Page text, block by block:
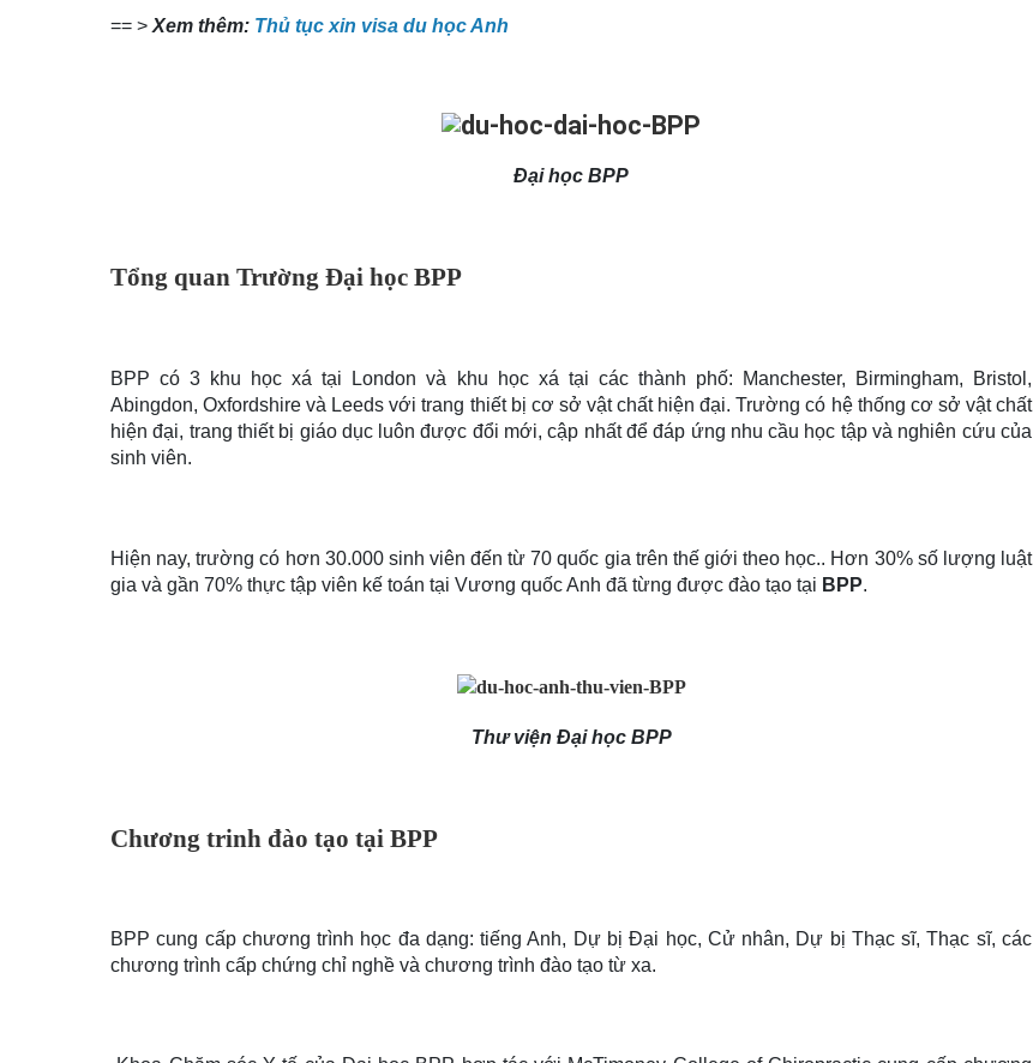
== > Xem thêm: Thủ tục xin visa du học Anh
Đại học BPP
Tổng quan Trường Đại học BPP
BPP có 3 khu học xá tại London và khu học xá tại các thành phố: Manchester, Birmingham, Bristol,
Abingdon, Oxfordshire và Leeds với trang thiết bị cơ sở vật chất hiện đại. Trường có hệ thống cơ sở vật chất
hiện đại, trang thiết bị giáo dục luôn được đổi mới, cập nhất để đáp ứng nhu cầu học tập và nghiên cứu của
sinh viên.
Hiện nay, trường có hơn 30.000 sinh viên đến từ 70 quốc gia trên thế giới theo học.. Hơn 30% số lượng luật
gia và gần 70% thực tập viên kế toán tại Vương quốc Anh đã từng được đào tạo tại BPP.
Thư viện Đại học BPP
Chương trinh đào tạo tại BPP
BPP cung cấp chương trình học đa dạng: tiếng Anh, Dự bị Đại học, Cử nhân, Dự bị Thạc sĩ, Thạc sĩ, các
chương trình cấp chứng chỉ nghề và chương trình đào tạo từ xa.